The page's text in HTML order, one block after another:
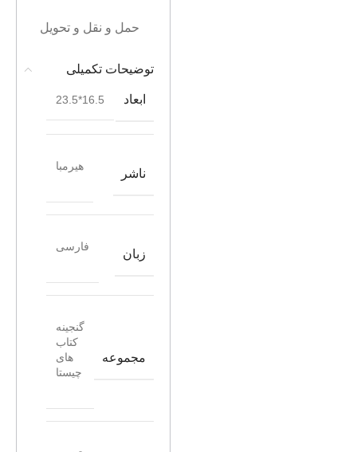
حمل و نقل و تحویل
توضیحات تکمیلی
ابعاد 16.5*23.5
ناشر
هیرمبا
زبان
فارسی
مجموعه
گنجینه
کتاب
های
چیستا